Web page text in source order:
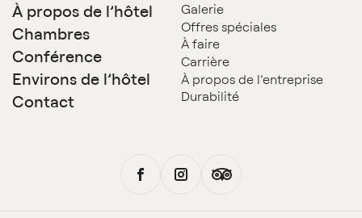
À propos de l’hôtel
Chambres
Conférence
Environs de l’hôtel
Contact
Galerie
Offres spéciales
À faire
Carrière
À propos de l’entreprise
Durabilité